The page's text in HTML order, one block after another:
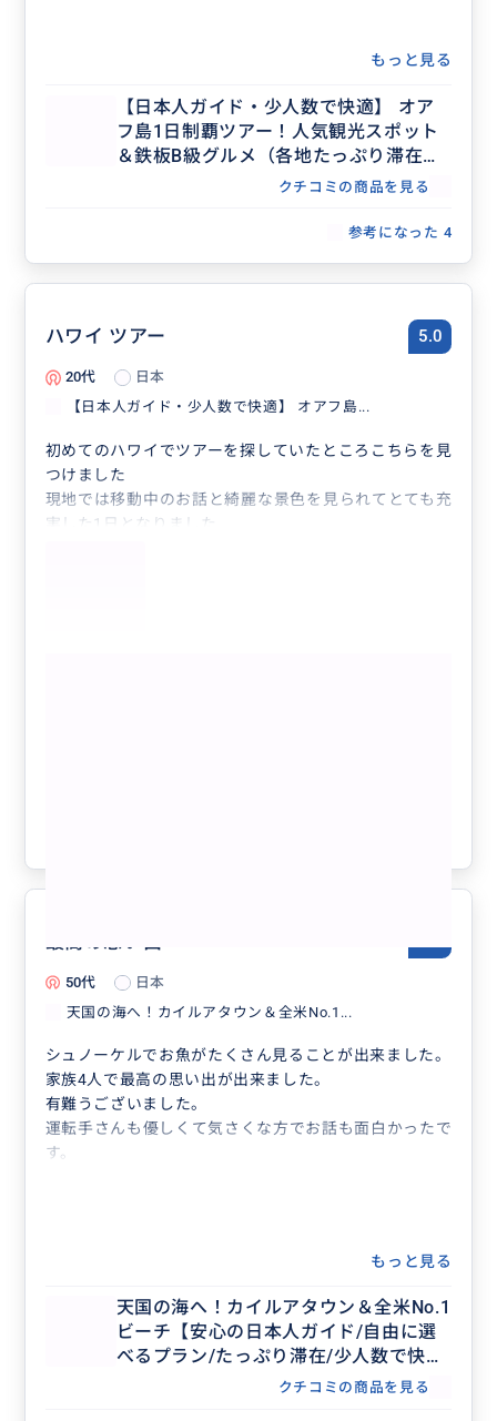
もっと見る
【日本人ガイド・少人数で快適】 オア
フ島1日制覇ツアー！人気観光スポット
＆鉄板B級グルメ（各地たっぷり滞在で
行きたいスポットを自由に選択）
クチコミの商品を見る
参考になった 4
ハワイ ツアー 5.0
20代
日本
【日本人ガイド・少人数で快適】 オアフ島...
初めてのハワイでツアーを探していたところこちらを見
つけました
現地では移動中のお話と綺麗な景色を見られてとても充
実した1日となりました
50代
日本
天国の海へ！カイルアタウン＆全米No.1...
シュノーケルでお魚がたくさん見ることが出来ました。
家族4人で最高の思い出が出来ました。
有難うございました。
運転手さんも優しくて気さくな方でお話も面白かったで
す。
もっと見る
天国の海へ！カイルアタウン＆全米No.1
ビーチ【安心の日本人ガイド/自由に選
べるプラン/たっぷり滞在/少人数で快
クチコミの商品を見る